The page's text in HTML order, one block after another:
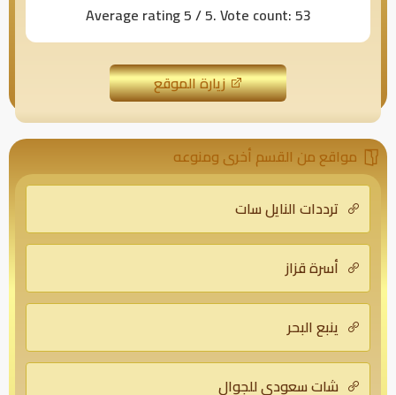
Average rating5/ 5. Vote count:53
زيارة الموقع
مواقع من القسم أخرى ومنوعه
ترددات النايل سات
أسرة قزاز
ينبع البحر
شات سعودي للجوال